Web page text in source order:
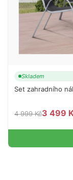
Skladem
Set zahradního
4 999 Kč3 499